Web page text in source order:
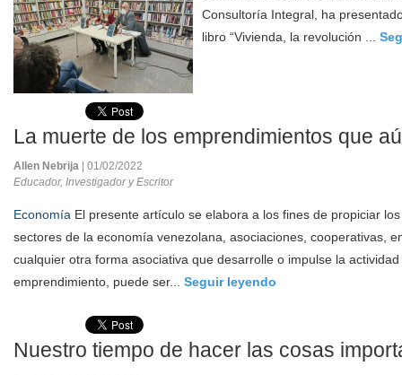
Consultoría Integral, ha
libro “Vivienda, la revolución ...
La muerte de los emprendimientos que
Allen Nebrija
| 01/02/2022
Educador, Investigador y Escritor
Economía El presente artículo se elabora a los fines de propiciar
sectores de la economía venezolana, asociaciones, cooperativas,
cualquier otra forma asociativa que desarrolle o impulse la
emprendimiento, puede ser... Seguir leyendo
Nuestro tiempo de hacer las cosas